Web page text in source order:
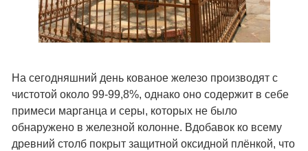
На сегодняшний день кованое железо производят с
чистотой около 99-99,8%, однако оно содержит в себе
примеси марганца и серы, которых не было
обнаружено в железной колонне. Вдобавок ко всему
древний столб покрыт защитной оксидной плёнкой, что